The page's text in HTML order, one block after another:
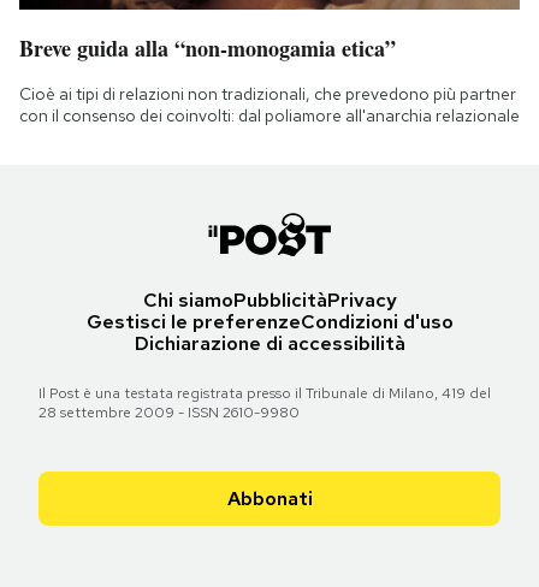
Breve guida alla “non-monogamia etica”
Cioè ai tipi di relazioni non tradizionali, che prevedono più partner
con il consenso dei coinvolti: dal poliamore all'anarchia relazionale
Chi siamoPubblicitàPrivacy
Gestisci le preferenzeCondizioni d'uso
Dichiarazione di accessibilità
Il Post è una testata registrata presso il Tribunale di Milano, 419 del
28 settembre 2009 - ISSN 2610-9980
Abbonati